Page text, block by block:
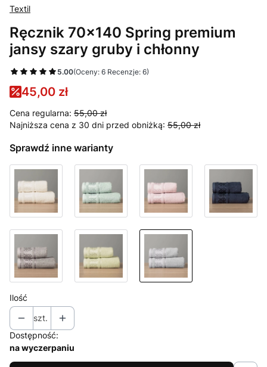
Textil
Ręcznik 70x140 Spring premium
jansy szary gruby i chłonny
5.00(Oceny: 6 Recenzje: 6)
45,00 zł
Cena regularna: 55,00 zł
Najniższa cena z 30 dni przed obniżką: 55,00 zł
Sprawdź inne warianty
Ilość
szt.
Dostępność:
na wyczerpaniu